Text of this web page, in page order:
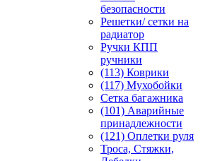
безопасности
Решетки/ сетки на
радиатор
Ручки КПП
ручники
(113) Коврики
(117) Мухобойки
Сетка багажника
(101) Аварийные
принадлежности
(121) Оплетки руля
Троса, Стяжки,